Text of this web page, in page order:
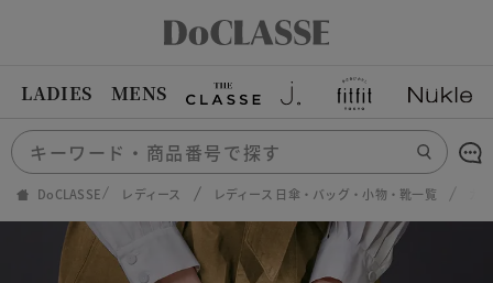
LADIES MENS
DoCLASSE レディース レディース 日傘・バッグ・小物・靴一覧